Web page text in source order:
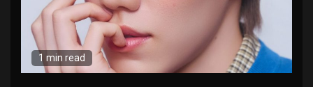
1 min read